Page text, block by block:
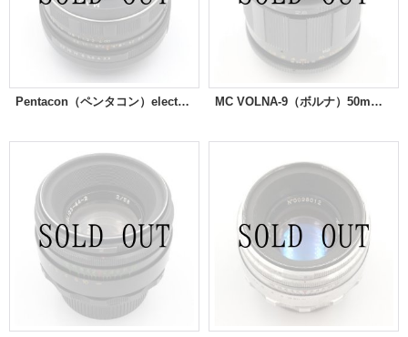
Pentacon（ペンタコン）electric Multi Coating 29mm/F2.8 MC VOLNA-9（ボルナ）50mm/F2.8